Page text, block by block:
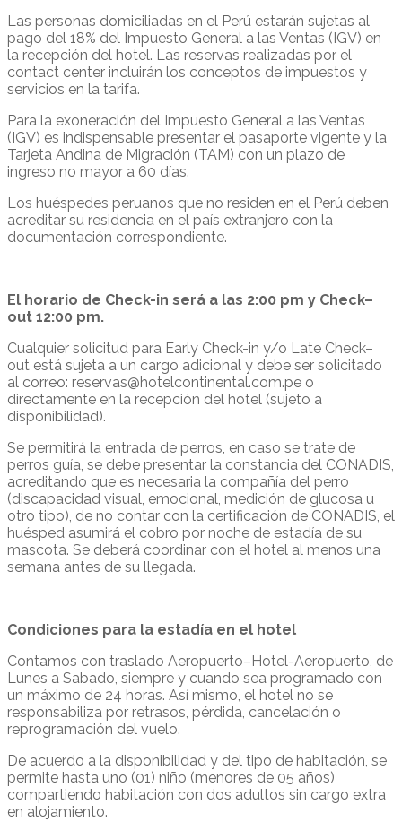
Las personas domiciliadas en el Perú estarán sujetas al
pago del 18% del Impuesto General a las Ventas (IGV) en
la recepción del hotel. Las reservas realizadas por el
contact center incluirán los conceptos de impuestos y
servicios en la tarifa.
Para la exoneración del Impuesto General a las Ventas
(IGV) es indispensable presentar el pasaporte vigente y la
Tarjeta Andina de Migración (TAM) con un plazo de
ingreso no mayor a 60 días.
Los huéspedes peruanos que no residen en el Perú deben
acreditar su residencia en el país extranjero con la
documentación correspondiente.
El horario de Check-in será a las 2:00 pm y Check–
out 12:00 pm.
Cualquier solicitud para Early Check-in y/o Late Check–
out está sujeta a un cargo adicional y debe ser solicitado
al correo: reservas@hotelcontinental.com.pe o
directamente en la recepción del hotel (sujeto a
disponibilidad).
Se permitirá la entrada de perros, en caso se trate de
perros guía, se debe presentar la constancia del CONADIS,
acreditando que es necesaria la compañía del perro
(discapacidad visual, emocional, medición de glucosa u
otro tipo), de no contar con la certificación de CONADIS, el
huésped asumirá el cobro por noche de estadía de su
mascota. Se deberá coordinar con el hotel al menos una
semana antes de su llegada.
Condiciones para la estadía en el hotel
Contamos con traslado Aeropuerto–Hotel-Aeropuerto, de
Lunes a Sabado, siempre y cuando sea programado con
un máximo de 24 horas. Así mismo, el hotel no se
responsabiliza por retrasos, pérdida, cancelación o
reprogramación del vuelo.
De acuerdo a la disponibilidad y del tipo de habitación, se
permite hasta uno (01) niño (menores de 05 años)
compartiendo habitación con dos adultos sin cargo extra
en alojamiento.